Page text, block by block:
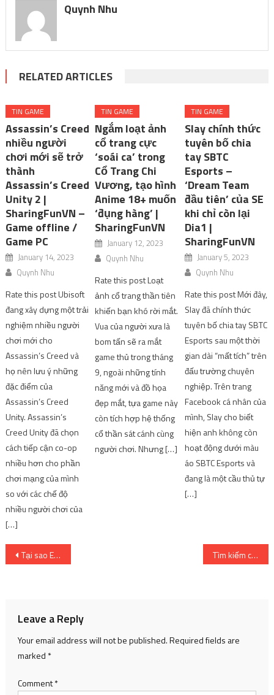
Quynh Nhu
RELATED ARTICLES
TIN GAME
Assassin’s Creed
nhiều người
chơi mới sẽ trở
thành
Assassin’s Creed
Unity 2 |
SharingFunVN –
Game offline /
Game PC
January 14, 2023
Quynh Nhu
Rate this post Ubisoft
đang xây dựng một trải
nghiệm nhiều người
chơi mới cho
Assassin’s Creed và
họ nên lưu ý những
đặc điểm của
Assassin’s Creed
Unity. Assassin’s
Creed Unity đã chọn
cách tiếp cận co-op
nhiều hơn cho phần
chơi mạng của mình
so với các chế độ
nhiều người chơi của
[…]
TIN GAME
Ngắm loạt ảnh
cổ trang cực
‘soái ca’ trong
Cổ Trang Chi
Vương, tạo hình
Anime 18+ muốn
‘đụng hàng’ |
SharingFunVN
January 12, 2023
Quynh Nhu
Rate this post Loạt
ảnh cổ trang thần tiên
khiến bạn khó rời mắt.
Vua của người xưa là
bom tấn sẽ ra mắt
game thủ trong tháng
9, ngoài những tính
năng mới và đồ họa
đẹp mắt, tựa game này
còn tích hợp hệ thống
cổ thần sát cánh cùng
người chơi. Nhưng […]
TIN GAME
Slay chính thức
tuyên bố chia
tay SBTC
Esports –
‘Dream Team
đầu tiên’ của SE
khi chỉ còn lại
Dia1 |
SharingFunVN
January 5, 2023
Quynh Nhu
Rate this post Mới đây,
Slay đã chính thức
tuyên bố chia tay SBTC
Esports sau một thời
gian dài “mất tích” trên
đấu trường chuyên
nghiệp. Trên trang
Facebook cá nhân của
mình, Slay cho biết
hiện anh không còn
hoạt động dưới màu
áo SBTC Esports và
đang là một cầu thủ tự
[…]
Post
Tại sao EA Motive Studio lại là ‘ứng cử viên’ thích hợp để tạo ra một trò chơi Iron Man? | SharingFunVN – Game offline / Game PC Tìm kiếm cơ hội hợp tác sản xuất phim hoạt hình giữa Việt Nam và Netflix Nhật Bản
Leave a Reply
Your email address will not be published.Required fields are
marked *
Comment*